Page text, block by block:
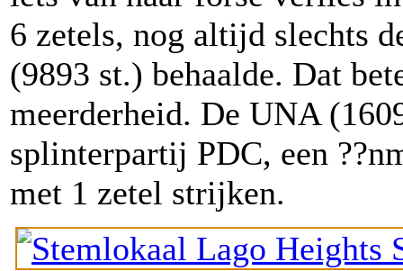
6 zetels, nog altijd slechts
(9893 st.) behaalde. Dat
meerderheid. De UNA
splinterpartij PDC, een
met 1 zetel strijken.